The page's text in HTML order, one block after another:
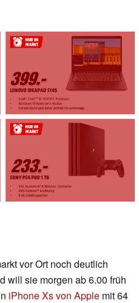
vor Ort noch deutlich
will sie morgen ab 6.00 früh
iPhone Xs von Apple mit 64